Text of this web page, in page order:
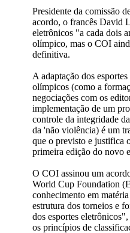
Presidente da comissão
acordo, o francês David
eletrônicos "a cada dois
olímpico, mas o COI
definitiva.
A adaptação dos
olímpicos (como a
negociações com os
implementação de um
controle da integridade
da 'não violência) é um
que o previsto e justifica
primeira edição do novo
O COI assinou um
World Cup Foundation
conhecimento em
estrutura dos torneios e
dos esportes
os princípios de